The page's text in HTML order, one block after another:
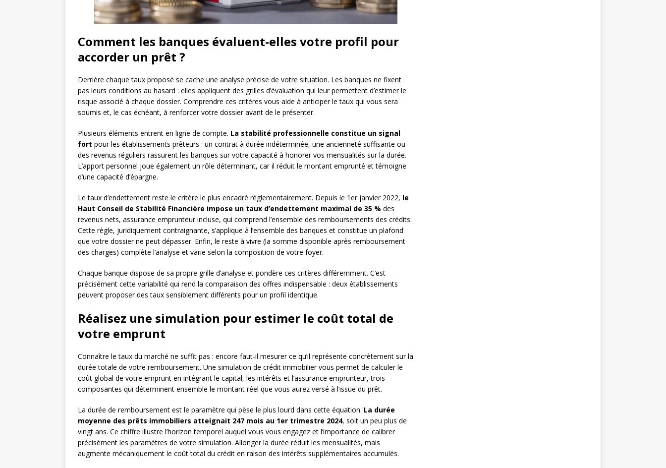
Comment les banques évaluent-elles votre profil pour
accorder un prêt ?
Derrière chaque taux proposé se cache une analyse précise de votre situation. Les banques ne fixent
pas leurs conditions au hasard : elles appliquent des grilles d’évaluation qui leur permettent d’estimer le
risque associé à chaque dossier. Comprendre ces critères vous aide à anticiper le taux qui vous sera
soumis et, le cas échéant, à renforcer votre dossier avant de le présenter.
Plusieurs éléments entrent en ligne de compte. La stabilité professionnelle constitue un signal
fort pour les établissements prêteurs : un contrat à durée indéterminée, une ancienneté suffisante ou
des revenus réguliers rassurent les banques sur votre capacité à honorer vos mensualités sur la durée.
L’apport personnel joue également un rôle déterminant, car il réduit le montant emprunté et témoigne
d’une capacité d’épargne.
Le taux d’endettement reste le critère le plus encadré réglementairement. Depuis le 1er janvier 2022, le
Haut Conseil de Stabilité Financière impose un taux d’endettement maximal de 35 % des
revenus nets, assurance emprunteur incluse, qui comprend l’ensemble des remboursements des crédits.
Cette règle, juridiquement contraignante, s’applique à l’ensemble des banques et constitue un plafond
que votre dossier ne peut dépasser. Enfin, le reste à vivre (la somme disponible après remboursement
des charges) complète l’analyse et varie selon la composition de votre foyer.
Chaque banque dispose de sa propre grille d’analyse et pondère ces critères différemment. C’est
précisément cette variabilité qui rend la comparaison des offres indispensable : deux établissements
peuvent proposer des taux sensiblement différents pour un profil identique.
Réalisez une simulation pour estimer le coût total de
votre emprunt
Connaître le taux du marché ne suffit pas : encore faut-il mesurer ce qu’il représente concrètement sur la
durée totale de votre remboursement. Une simulation de crédit immobilier vous permet de calculer le
coût global de votre emprunt en intégrant le capital, les intérêts et l’assurance emprunteur, trois
composantes qui déterminent ensemble le montant réel que vous aurez versé à l’issue du prêt.
La durée de remboursement est le paramètre qui pèse le plus lourd dans cette équation. La durée
moyenne des prêts immobiliers atteignait 247 mois au 1er trimestre 2024, soit un peu plus de
vingt ans. Ce chiffre illustre l’horizon temporel auquel vous vous engagez et l’importance de calibrer
précisément les paramètres de votre simulation. Allonger la durée réduit les mensualités, mais
augmente mécaniquement le coût total du crédit en raison des intérêts supplémentaires accumulés.